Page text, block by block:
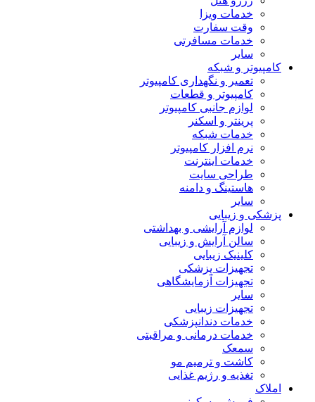
خدمات ویزا
وقت سفارت
خدمات مسافرتی
سایر
کامپیوتر و شبکه
تعمیر و نگهداری کامپیوتر
کامپیوتر و قطعات
لوازم جانبی کامپیوتر
پرینتر و اسکنر
خدمات شبکه
نرم افزار کامپیوتر
خدمات اینترنت
طراحی سایت
هاستینگ و دامنه
سایر
پزشکی و زیبایی
لوازم آرایشی و بهداشتی
سالن آرایش و زیبایی
کلینیک زیبایی
تجهیزات پزشکی
تجهیزات آزمایشگاهی
سایر
تجهیزات زیبایی
خدمات دندانپزشکی
خدمات درمانی و مراقبتی
سمعک
کاشت و ترمیم مو
تغذیه و رژیم غذایی
املاک